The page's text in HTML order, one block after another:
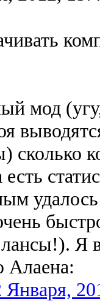
мод
сколько
Я
Алаена:
Января,